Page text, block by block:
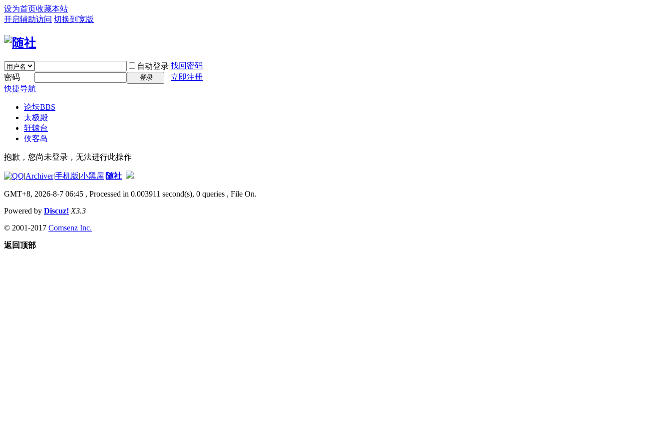
设为首页收藏本站
开启辅助访问 切换到宽版
自动登录 找回密码
密码
登录
立即注册
快捷导航
论坛BBS
太极殿
轩辕台
侠客岛
抱歉，您尚未登录，无法进行此操作
|Archiver|手机版|小黑屋|随社
GMT+8, 2026-8-7 06:45 , Processed in 0.003911 second(s), 0 queries , File On.
Powered by Discuz! X3.3
© 2001-2017 Comsenz Inc.
返回顶部